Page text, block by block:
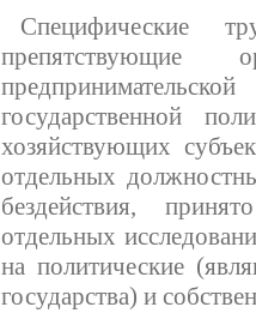
Специфические
препятствующие
государственной
хозяйствующих
отдельных
бездействия,
отдельных
на политические
государства) и